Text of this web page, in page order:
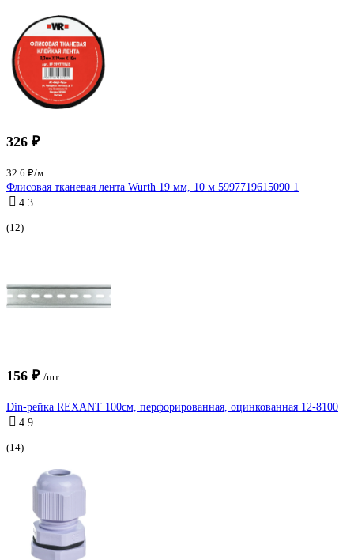
326 ₽
32.6 ₽/м
Флисовая тканевая лента Wurth 19 мм, 10 м 5997719615090 1
4.3
(12)
156 ₽ /шт
Din-рейка REXANT 100см, перфорированная, оцинкованная 12-8100
4.9
(14)